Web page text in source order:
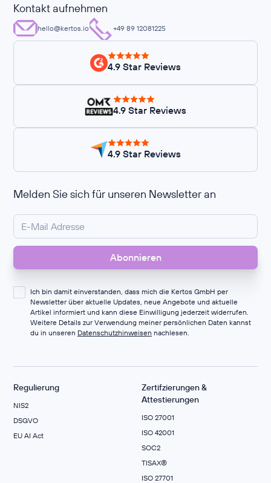
Kontakt aufnehmen
hello@kertos.io +49 89 12081225
4.9 Star Reviews
4.9 Star Reviews
4.9 Star Reviews
Melden Sie sich für unseren Newsletter an
Ich bin damit einverstanden, dass mich die Kertos GmbH per
Newsletter über aktuelle Updates, neue Angebote und aktuelle
Artikel informiert und kann diese Einwilligung jederzeit widerrufen.
Weitere Details zur Verwendung meiner persönlichen Daten kannst
du in unseren Datenschutzhinweisen nachlesen.
Regulierung
NIS2
DSGVO
EU AI Act
Zertifzierungen &
Attestierungen
ISO 27001
ISO 42001
SOC2
TISAX®
ISO 27701